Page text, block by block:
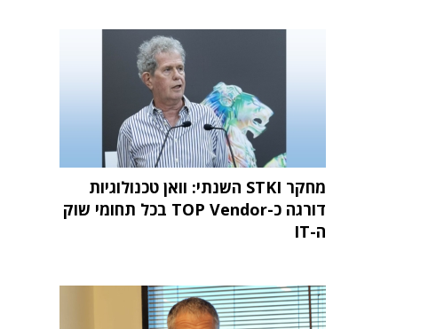
מחקר STKI השנתי: וואן טכנולוגיות
דורגה כ-TOP Vendor בכל תחומי שוק
ה-IT